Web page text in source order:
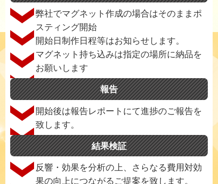
弊社でマグネット作成の場合はそのままポ
スティング開始
開始日制作日程等はお知らせします。
マグネット持ち込みは指定の場所に納品を
お願いします
報告
開始後は報告レポートにて進捗のご報告を
致します。
結果検証
反響・効果を分析の上、さらなる費用対効
果の向上につながるご提案を致します。